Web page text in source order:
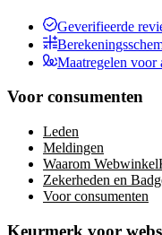
Geverifieerde
Maatregelen voor
Voor consumenten
Leden
Meldingen
Waarom
Zekerheden en
Voor consumenten
Keurmerk voor